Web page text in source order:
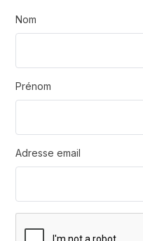
Nom
Prénom
Adresse email